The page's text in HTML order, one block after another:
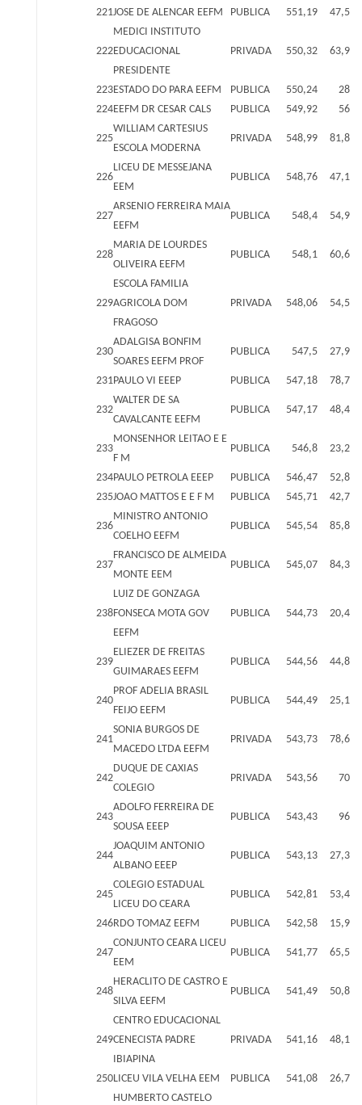
221JOSE DE ALENCAR EEFM PUBLICA 551,19 47,5
222
MEDICI INSTITUTO
EDUCACIONAL
PRESIDENTE
PRIVADA 550,32 63,9
223ESTADO DO PARA EEFM PUBLICA 550,24
28
224EEFM DR CESAR CALS PUBLICA 549,92 56
225
WILLIAM CARTESIUS
ESCOLA MODERNA
PRIVADA 548,99 81,8
226
LICEU DE MESSEJANA
EEM
PUBLICA 548,76 47,1
227
ARSENIO FERREIRA MAIA
EEFM
PUBLICA 548,4 54,9
228
MARIA DE LOURDES
OLIVEIRA EEFM
PUBLICA 548,1 60,6
229
ESCOLA FAMILIA
AGRICOLA DOM
FRAGOSO
PRIVADA 548,06 54,5
230
ADALGISA BONFIM
SOARES EEFM PROF
PUBLICA 547,5 27,9
231PAULO VI EEEP PUBLICA 547,18 78,7
232
WALTER DE SA
CAVALCANTE EEFM
PUBLICA 547,17 48,4
233
MONSENHOR LEITAO E E
F M
PUBLICA 546,8 23,2
234PAULO PETROLA EEEP PUBLICA 546,47
52,8
235JOAO MATTOS E E F M PUBLICA 545,71 42,7
236
MINISTRO ANTONIO
COELHO EEFM
PUBLICA 545,54 85,8
237
FRANCISCO DE ALMEIDA
MONTE EEM
PUBLICA 545,07 84,3
238
LUIZ DE GONZAGA
FONSECA MOTA GOV
EEFM
PUBLICA 544,73 20,4
239
ELIEZER DE FREITAS
GUIMARAES EEFM
PUBLICA 544,56 44,8
240
PROF ADELIA BRASIL
FEIJO EEFM
PUBLICA 544,49 25,1
241
SONIA BURGOS DE
MACEDO LTDA EEFM
PRIVADA 543,73 78,6
242
DUQUE DE CAXIAS
COLEGIO
PRIVADA 543,56 70
243
ADOLFO FERREIRA DE
SOUSA EEEP
PUBLICA 543,43 96
244
JOAQUIM ANTONIO
ALBANO EEEP
PUBLICA 543,13 27,3
245
COLEGIO ESTADUAL
LICEU DO CEARA
PUBLICA 542,81 53,4
246RDO TOMAZ EEFM PUBLICA 542,58 15,9
247
CONJUNTO CEARA LICEU
EEM
PUBLICA 541,77 65,5
248
HERACLITO DE CASTRO E
SILVA EEFM
PUBLICA 541,49 50,8
249
CENTRO EDUCACIONAL
CENECISTA PADRE
IBIAPINA
PRIVADA 541,16 48,1
250LICEU VILA VELHA EEM PUBLICA 541,08 26,7
HUMBERTO CASTELO